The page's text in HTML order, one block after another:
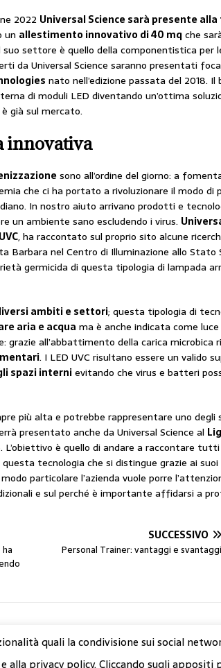
2022 Universal Science sarà presente
un allestimento innovativo di 40 mqche
suo settore è quello della componentistica per
da Universal Science saranno presentati
nato nell’edizione passata del 2018. Il
di moduli LED diventando un’ottima
già sul mercato.
innovativa
sono all’ordine del giorno: a
che ci ha portato a rivoluzionare il modo di
In nostro aiuto arrivano prodotti e
un ambiente sano escludendo i virus.
, ha raccontato sul proprio sito alcune
Barbara nel Centro di Illuminazione allo Stato
germicida di questa tipologia di lampada
ambiti e settori; questa tipologia di
aria e acqua ma è anche indicata come
all’abbattimento della carica microbica
. I LED UVC risultano essere un valido
spazi internievitando che virus e batteri
più alta e potrebbe rappresentare uno degli
presentato anche da Universal Science al
è quello di andare a raccontare tutti
tecnologia che si distingue grazie ai suoi
particolare l’azienda vuole porre
e sul perché è importante affidarsi a
SUCCESSIVO
Personal Trainer: vantaggi e svantaggi
quali la condivisione sui social
privacy policy. Cliccando sugli appositi